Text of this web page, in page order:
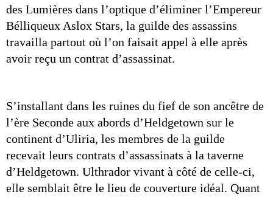
des Lumières dans l’optique d’éliminer l’Empereur
Bélliqueux Aslox Stars, la guilde des assassins
travailla partout où l’on faisait appel à elle après
avoir reçu un contrat d’assassinat.
S’installant dans les ruines du fief de son ancêtre de
l’ère Seconde aux abords d’Heldgetown sur le
continent d’Uliria, les membres de la guilde
recevait leurs contrats d’assassinats à la taverne
d’Heldgetown. Ulthrador vivant à côté de celle-ci,
elle semblait être le lieu de couverture idéal. Quant